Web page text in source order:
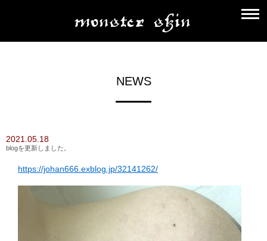
NEWS
2021.05.18
blogを更新しました。
https://johan666.exblog.jp/32141262/